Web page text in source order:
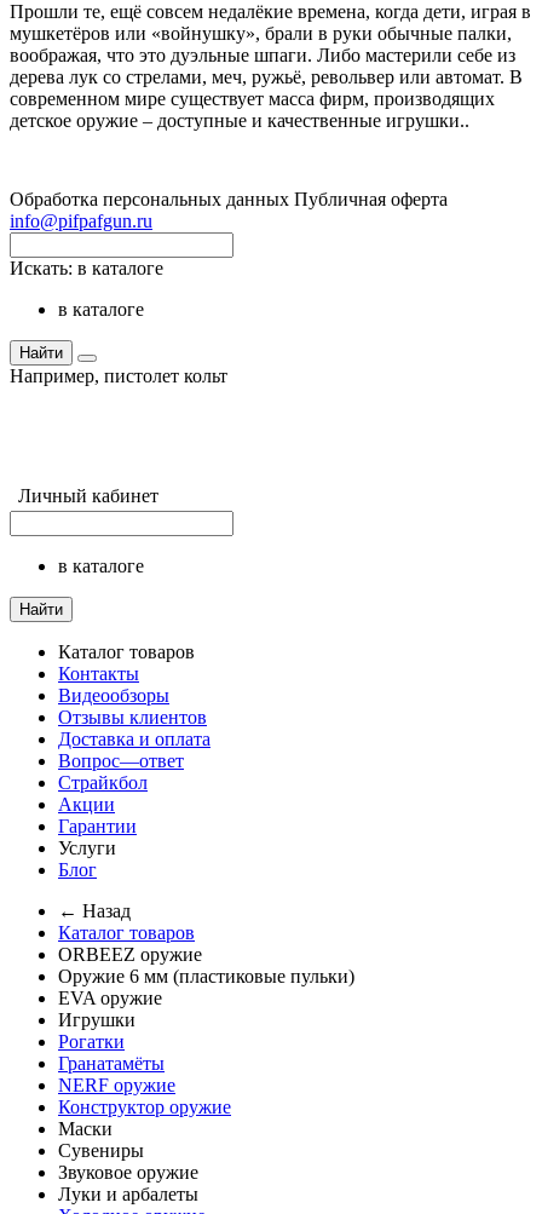
Прошли те, ещё совсем недалёкие времена, когда дети, играя в
мушкетёров или «войнушку», брали в руки обычные палки,
воображая, что это дуэльные шпаги. Либо мастерили себе из
дерева лук со стрелами, меч, ружьё, револьвер или автомат. В
современном мире существует масса фирм, производящих
детское оружие – доступные и качественные игрушки..
Обработка персональных данных Публичная оферта
info@pifpafgun.ru
Искать: в каталоге
в каталоге
Найти
Например, пистолет кольт
Личный кабинет
в каталоге
Найти
Каталог товаров
Контакты
Видеообзоры
Отзывы клиентов
Доставка и оплата
Вопрос—ответ
Страйкбол
Акции
Гарантии
Услуги
Блог
← Назад
Каталог товаров
ORBEEZ оружие
Оружие 6 мм (пластиковые пульки)
EVA оружие
Игрушки
Рогатки
Гранатамёты
NERF оружие
Конструктор оружие
Маски
Сувениры
Звуковое оружие
Луки и арбалеты